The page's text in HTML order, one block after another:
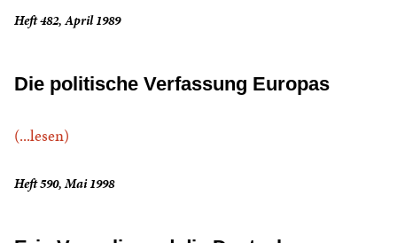
Heft 482, April 1989
Die politische Verfassung Europas
(...lesen)
Heft 590, Mai 1998